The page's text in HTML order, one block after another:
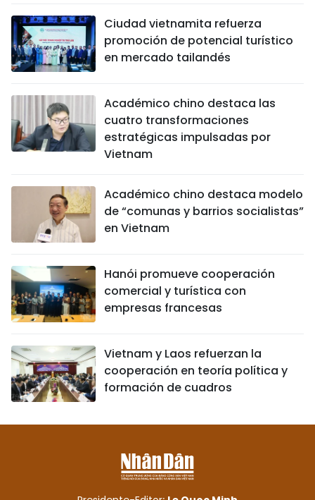
Ciudad vietnamita refuerza
promoción de potencial turístico
en mercado tailandés
Académico chino destaca las
cuatro transformaciones
estratégicas impulsadas por
Vietnam
Académico chino destaca modelo
de “comunas y barrios socialistas”
en Vietnam
Hanói promueve cooperación
comercial y turística con
empresas francesas
Vietnam y Laos refuerzan la
cooperación en teoría política y
formación de cuadros